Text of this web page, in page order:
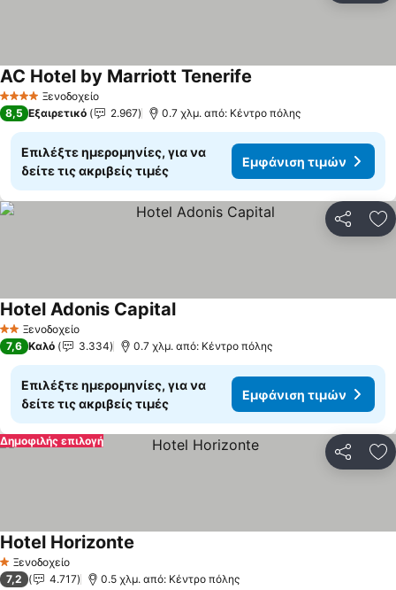
4 ΑστέριαΞενοδοχείο
AC Hotel by Marriott Tenerife
8,5 Εξαιρετικό 2.967 0.7 χλμ. από: Κέντρο πόλης
Επιλέξτε ημερομηνίες, για να
δείτε τις ακριβείς τιμές
Εμφάνιση τιμών
2 ΑστέριαΞενοδοχείο
Hotel Adonis Capital
7,6 Καλό 3.334 0.7 χλμ. από: Κέντρο πόλης
Επιλέξτε ημερομηνίες, για να
δείτε τις ακριβείς τιμές
Εμφάνιση τιμών
Δημοφιλής επιλογή
1 Αστέρια
Ξενοδοχείο
Hotel Horizonte
7,2 4.717 0.5 χλμ. από: Κέντρο πόλης